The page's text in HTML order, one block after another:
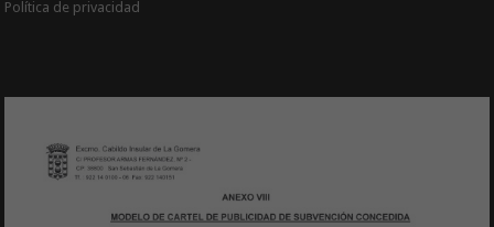
Política de privacidad